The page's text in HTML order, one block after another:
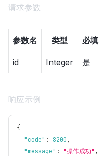
请求参数
参数名 类型 必填
id Integer 是
响应示例
{
"code" : 8200,
"message" : "操作成功" ,